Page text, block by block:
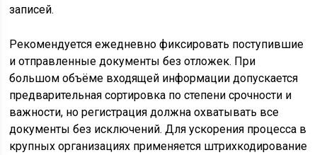
записей.
Рекомендуется ежедневно фиксировать поступившие
и отправленные документы без отложек. При
большом объёме входящей информации допускается
предварительная сортировка по степени срочности и
важности, но регистрация должна охватывать все
документы без исключений. Для ускорения процесса в
крупных организациях применяется штрихкодирование